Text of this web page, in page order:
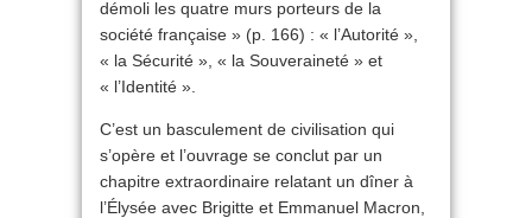
démoli les quatre murs porteurs de la
société française » (p. 166) : « l’Autorité »,
« la Sécurité », « la Souveraineté » et
« l’Identité ».
C’est un basculement de civilisation qui
s’opère et l’ouvrage se conclut par un
chapitre extraordinaire relatant un dîner à
l’Élysée avec Brigitte et Emmanuel Macron,